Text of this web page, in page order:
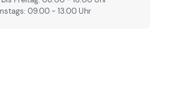
09.00 - 13.00 Uhr